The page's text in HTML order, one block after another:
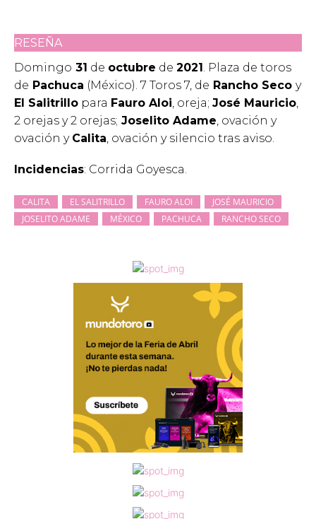
RESEÑA
Domingo 31 de octubre de 2021 . Plaza de toros
de Pachuca (México). 7 Toros 7, de Rancho Seco y
El Salitrillo para Fauro Aloi , oreja; José Mauricio
2 orejas y 2 orejas; Joselito Adame , ovación y
ovación y Calita , ovación y silencio tras aviso.
Incidencias: Corrida Goyesca.
CALITA EL SALITRILLO FAURO ALOI
JOSÉ MAURICIO
JOSELITO ADAME
MÉXICO PACHUCA RANCHO SECO